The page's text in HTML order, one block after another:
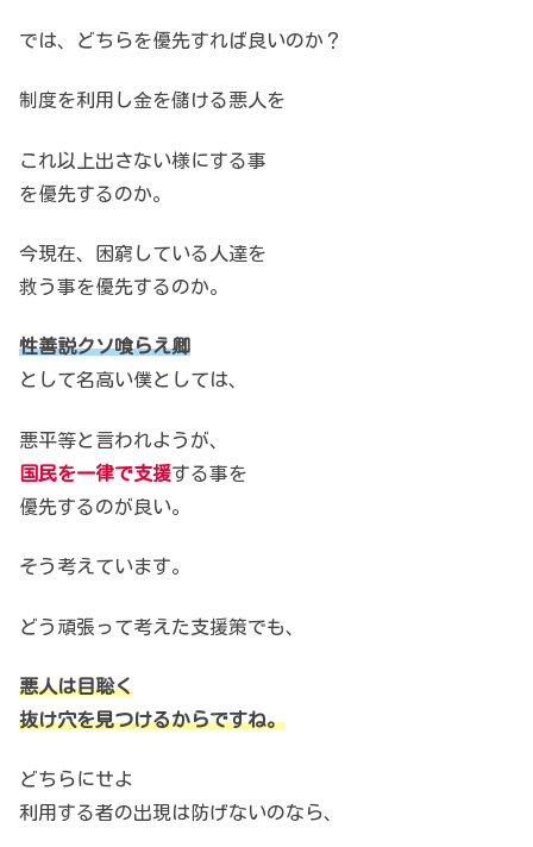
では、どちらを優先すれば良いのか？
制度を利用し金を儲ける悪人を
これ以上出さない様にする事
を優先するのか。
今現在、困窮している人達を
救う事を優先するのか。
性善説クソ喰らえ卿
として名高い僕としては、
悪平等と言われようが、
国民を一律で支援する事を
優先するのが良い。
そう考えています。
どう頑張って考えた支援策でも、
悪人は目聡く
抜け穴を見つけるからですね。
どちらにせよ
利用する者の出現は防げないのなら、